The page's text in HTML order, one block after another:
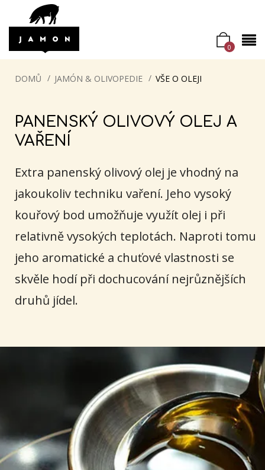
0
DOMŮ JAMÓN & OLIVOPEDIE VŠE O OLEJI
PANENSKÝ OLIVOVÝ OLEJ A
VAŘENÍ
Extra panenský olivový olej je vhodný na
jakoukoliv techniku vaření. Jeho vysoký
kouřový bod umožňuje využít olej i při
relativně vysokých teplotách. Naproti tomu
jeho aromatické a chuťové vlastnosti se
skvěle hodí při dochucování nejrůznějších
druhů jídel.